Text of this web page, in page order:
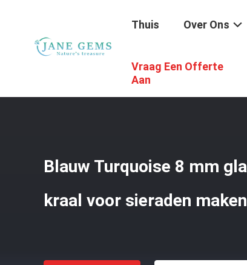
Thuis Over Ons
Vraag Een Offerte
Aan
Edelstenenkralen / Blauw
Blauw Turquoise 8 mm
kraal voor sieraden